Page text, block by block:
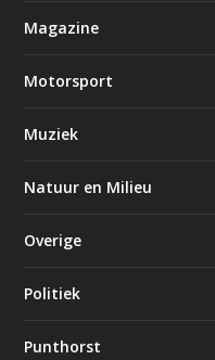
Magazine
Motorsport
Muziek
Natuur en Milieu
Overige
Politiek
Punthorst